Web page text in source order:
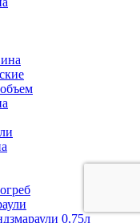
0,75л